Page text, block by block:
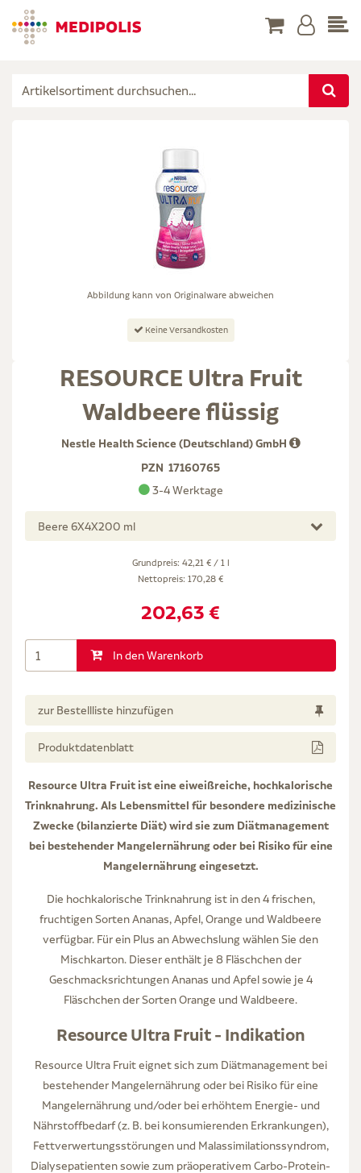
Abbildung kann von Originalware abweichen
Keine Versandkosten
RESOURCE Ultra Fruit
Waldbeere flüssig
Nestle Health Science (Deutschland) GmbH
PZN 17160765
3-4 Werktage
Beere 6X4X200 ml
Grundpreis: 42,21 € / 1 l
Nettopreis: 170,28 €
202,63 €
In den Warenkorb
zur Bestellliste hinzufügen
Produktdatenblatt
Resource Ultra Fruit ist eine eiweißreiche, hochkalorische
Trinknahrung. Als Lebensmittel für besondere medizinische
Zwecke (bilanzierte Diät) wird sie zum Diätmanagement
bei bestehender Mangelernährung oder bei Risiko für eine
Mangelernährung eingesetzt.
Die hochkalorische Trinknahrung ist in den 4 frischen,
fruchtigen Sorten Ananas, Apfel, Orange und Waldbeere
verfügbar. Für ein Plus an Abwechslung wählen Sie den
Mischkarton. Dieser enthält je 8 Fläschchen der
Geschmacksrichtungen Ananas und Apfel sowie je 4
Fläschchen der Sorten Orange und Waldbeere.
Resource Ultra Fruit - Indikation
Resource Ultra Fruit eignet sich zum Diätmanagement bei
bestehender Mangelernährung oder bei Risiko für eine
Mangelernährung und/oder bei erhöhtem Energie- und
Nährstoffbedarf (z. B. bei konsumierenden Erkrankungen),
Fettverwertungsstörungen und Malassimilationssyndrom,
Dialysepatienten sowie zum präoperativem Carbo-Protein-